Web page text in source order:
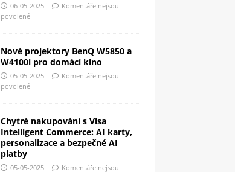
06-05-2025
Komentáře nejsou
povolené
Nové projektory BenQ W5850 a
W4100i pro domácí kino
05-05-2025
Komentáře nejsou
povolené
Chytré nakupování s Visa
Intelligent Commerce: AI karty,
personalizace a bezpečné AI
platby
05-05-2025 Komentáře nejsou